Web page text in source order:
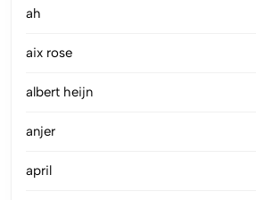
ah
aix rose
albert heijn
anjer
april